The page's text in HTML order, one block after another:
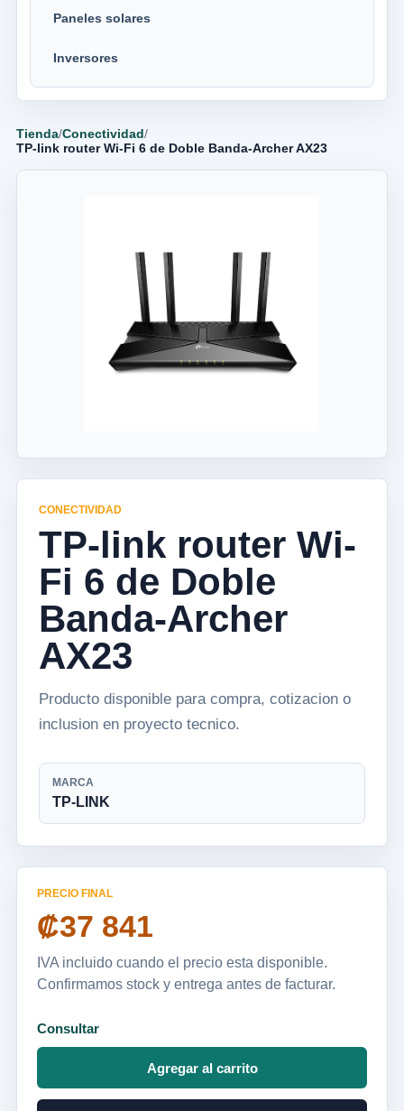
Paneles solares
Inversores
Tienda/Conectividad/
TP-link router Wi-Fi 6 de Doble Banda-Archer AX23
CONECTIVIDAD
TP-link router Wi-
Fi 6 de Doble
Banda-Archer
AX23
Producto disponible para compra, cotizacion o
inclusion en proyecto tecnico.
MARCA
TP-LINK
PRECIO FINAL
₡37 841
IVA incluido cuando el precio esta disponible.
Confirmamos stock y entrega antes de facturar.
Consultar
Agregar al carrito